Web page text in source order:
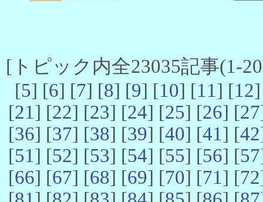
[トピック内全23035記事(1-
[5] [6] [7] [8] [9] [10] [11] [12
[21] [22] [23] [24] [25] [26] [27
[36] [37] [38] [39] [40] [41] [42
[51] [52] [53] [54] [55] [56] [57
[66] [67] [68] [69] [70] [71] [72